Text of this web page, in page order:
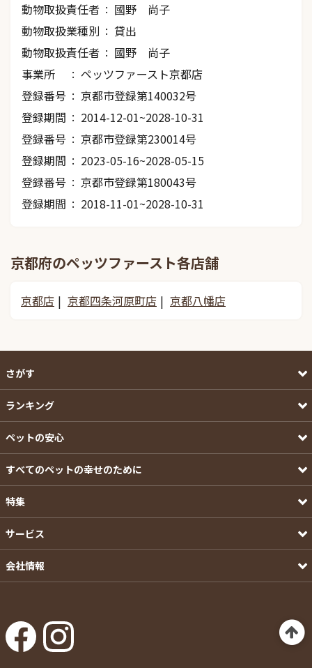
動物取扱責任者
國野 尚子
動物取扱業種別
貸出
動物取扱責任者
國野 尚子
事業所
ペッツファースト京都店
登録番号
京都市登録第140032号
登録期間
2014-12-01~2028-10-31
登録番号
京都市登録第230014号
登録期間
2023-05-16~2028-05-15
登録番号
京都市登録第180043号
登録期間
2018-11-01~2028-10-31
京都府のペッツファースト各店舗
京都店 京都四条河原町店 京都八幡店
さがす
ランキング
ペットの安心
すべてのペットの幸せのために
特集
サービス
会社情報